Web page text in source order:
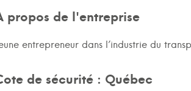
propos de l'entreprise
entrepreneur dans l’industrie du
de sécurité : Québec